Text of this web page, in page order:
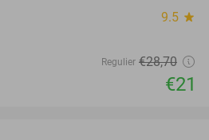
9.5 star
Regulier €28,70
€21